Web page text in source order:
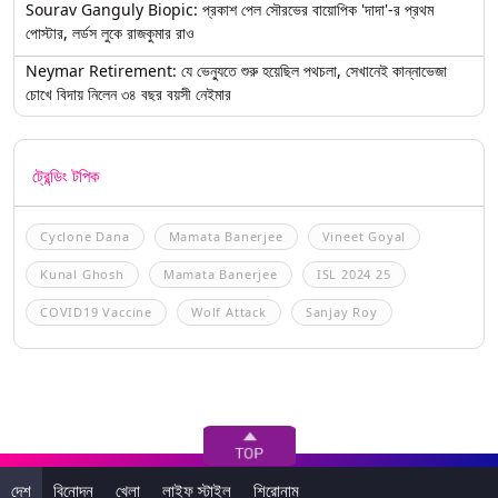
Sourav Ganguly Biopic: প্রকাশ পেল সৌরভের বায়োপিক 'দাদা'-র প্রথম
পোস্টার, লর্ডস লুকে রাজকুমার রাও
Neymar Retirement: যে ভেন্যুতে শুরু হয়েছিল পথচলা, সেখানেই কান্নাভেজা
চোখে বিদায় নিলেন ৩৪ বছর বয়সী নেইমার
ট্রেন্ডিং টপিক
Cyclone Dana Mamata Banerjee Vineet Goyal
Kunal Ghosh Mamata Banerjee ISL 2024 25
COVID19 Vaccine Wolf Attack Sanjay Roy
দেশ বিনোদন খেলা লাইফ স্টাইল শিরোনাম